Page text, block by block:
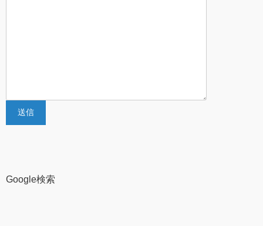
Google検索